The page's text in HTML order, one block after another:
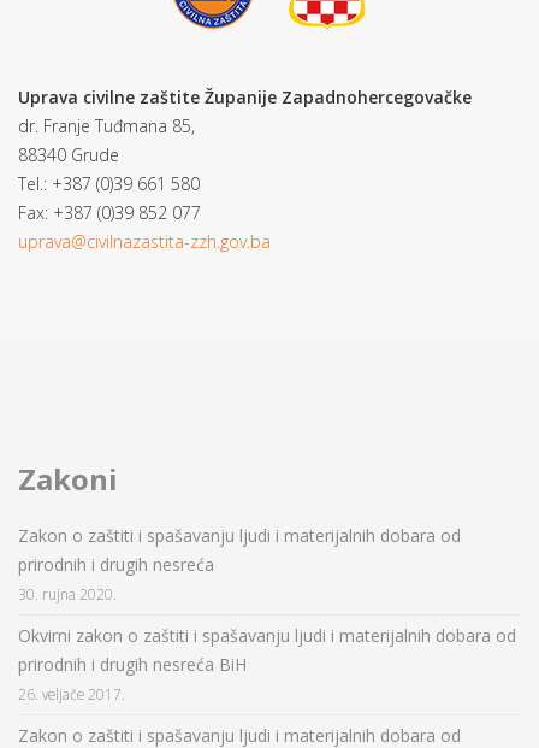
Uprava civilne zaštite Županije Zapadnohercegovačke
dr. Franje Tuđmana 85,
88340 Grude
Tel.: +387 (0)39 661 580
Fax: +387 (0)39 852 077
uprava@civilnazastita-zzh.gov.ba
Zakoni
Zakon o zaštiti i spašavanju ljudi i materijalnih dobara od
prirodnih i drugih nesreća
30. rujna 2020.
Okvirni zakon o zaštiti i spašavanju ljudi i materijalnih dobara od
prirodnih i drugih nesreća BiH
26. veljače 2017.
Zakon o zaštiti i spašavanju ljudi i materijalnih dobara od